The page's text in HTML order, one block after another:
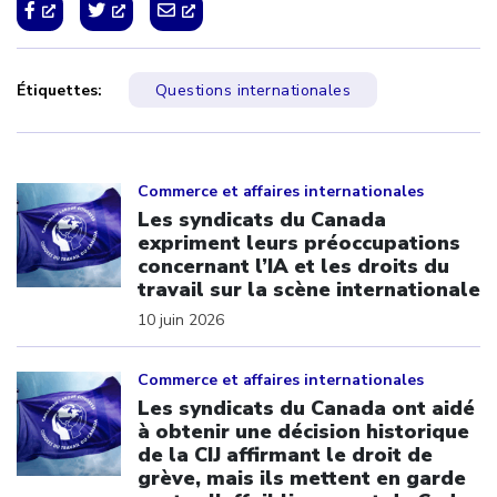
Étiquettes: Questions internationales
Commerce et affaires internationales
Les syndicats du Canada
expriment leurs préoccupations
concernant l’IA et les droits du
travail sur la scène internationale
10 juin 2026
Commerce et affaires internationales
Les syndicats du Canada ont aidé
à obtenir une décision historique
de la CIJ affirmant le droit de
grève, mais ils mettent en garde